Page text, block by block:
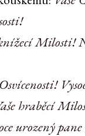
Milosti!
hraběcí
urozený